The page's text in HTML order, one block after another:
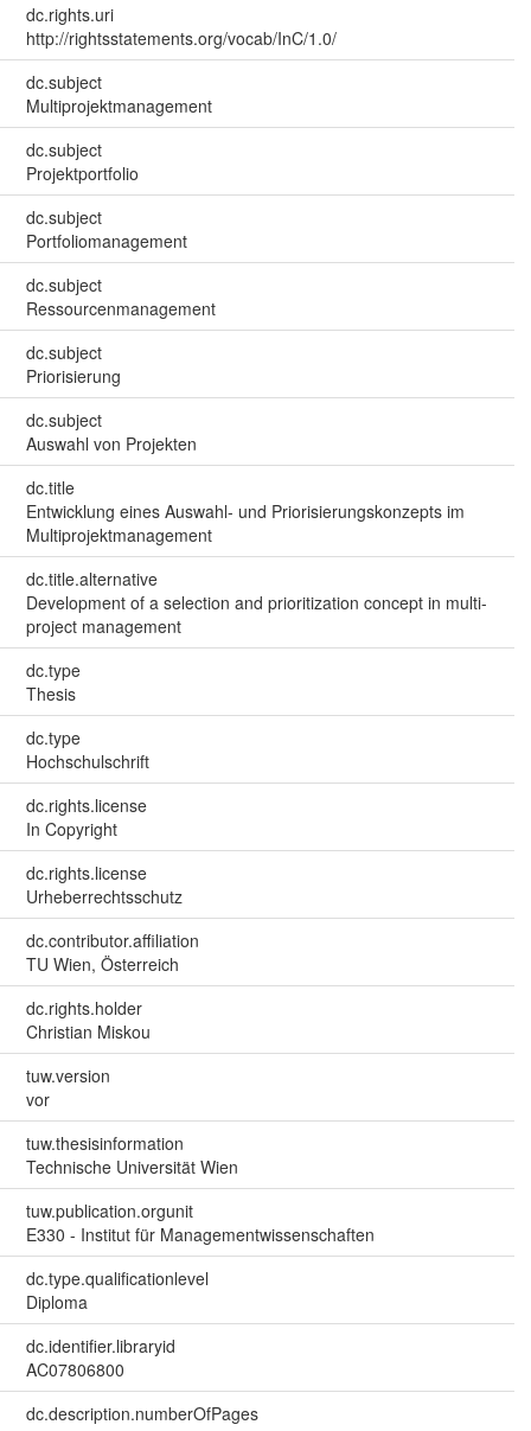
dc.rights.uri
http://rightsstatements.org/vocab/InC/1.0/
dc.subject
Multiprojektmanagement
dc.subject
Projektportfolio
dc.subject
Portfoliomanagement
dc.subject
Ressourcenmanagement
dc.subject
Priorisierung
dc.subject
Auswahl von Projekten
dc.title
Entwicklung eines Auswahl- und Priorisierungskonzepts im
Multiprojektmanagement
dc.title.alternative
Development of a selection and prioritization concept in multi-
project management
dc.type
Thesis
dc.type
Hochschulschrift
dc.rights.license
In Copyright
dc.rights.license
Urheberrechtsschutz
dc.contributor.affiliation
TU Wien, Österreich
dc.rights.holder
Christian Miskou
tuw.version
vor
tuw.thesisinformation
Technische Universität Wien
tuw.publication.orgunit
E330 - Institut für Managementwissenschaften
dc.type.qualificationlevel
Diploma
dc.identifier.libraryid
AC07806800
dc.description.numberOfPages